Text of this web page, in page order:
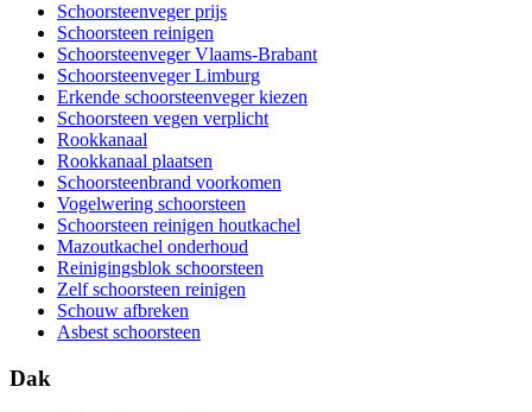
Schoorsteenveger prijs
Schoorsteen reinigen
Schoorsteenveger Vlaams-Brabant
Schoorsteenveger Limburg
Erkende schoorsteenveger kiezen
Schoorsteen vegen verplicht
Rookkanaal
Rookkanaal plaatsen
Schoorsteenbrand voorkomen
Vogelwering schoorsteen
Schoorsteen reinigen houtkachel
Mazoutkachel onderhoud
Reinigingsblok schoorsteen
Zelf schoorsteen reinigen
Schouw afbreken
Asbest schoorsteen
Dak